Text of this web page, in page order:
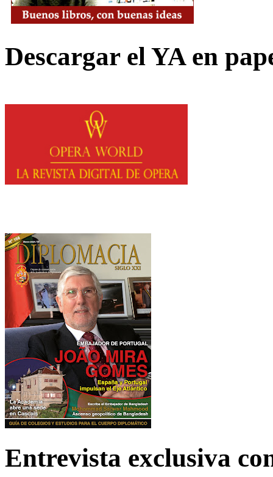
Descargar el YA en
Entrevista exclusiva